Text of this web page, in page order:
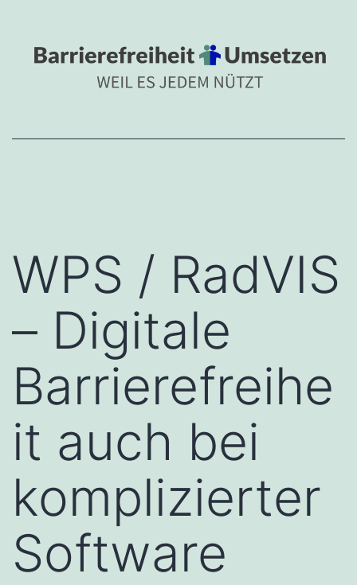
springen
Barrierefreiheit umsetzen
WPS / RadVIS
– Digitale
Barrierefreihe
it auch bei
komplizierter
Software